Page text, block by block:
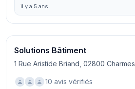
il y a 5 ans
Solutions Bâtiment
1 Rue Aristide Briand, 02800 Charmes
10 avis vérifiés